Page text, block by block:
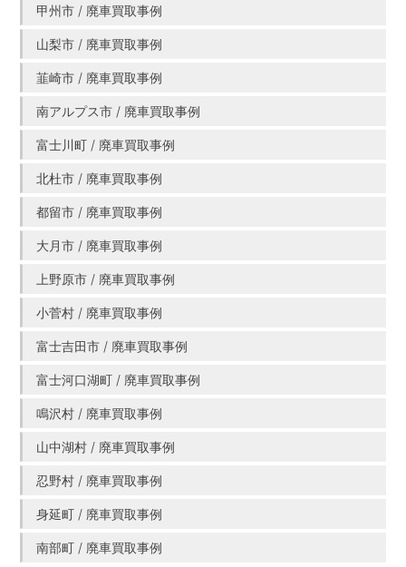
甲州市 / 廃車買取事例
山梨市 / 廃車買取事例
韮崎市 / 廃車買取事例
南アルプス市 / 廃車買取事例
富士川町 / 廃車買取事例
北杜市 / 廃車買取事例
都留市 / 廃車買取事例
大月市 / 廃車買取事例
上野原市 / 廃車買取事例
小菅村 / 廃車買取事例
富士吉田市 / 廃車買取事例
富士河口湖町 / 廃車買取事例
鳴沢村 / 廃車買取事例
山中湖村 / 廃車買取事例
忍野村 / 廃車買取事例
身延町 / 廃車買取事例
南部町 / 廃車買取事例